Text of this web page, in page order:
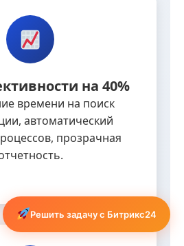
на 40%
времени на поиск
автоматический
прозрачная
Решить задачу с Битрикс24